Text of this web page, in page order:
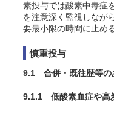
素投与では酸素中毒症
を注意深く監視しなが
要最小限の時間に止め
慎重投与
9.1 合併・既往歴等の
9.1.1 低酸素血症や高